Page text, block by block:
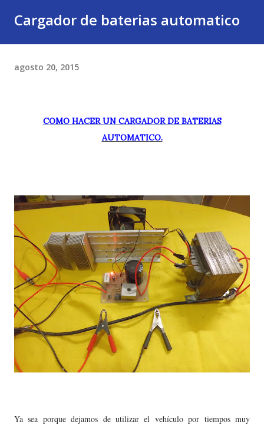
Cargador de baterias automatico
agosto 20, 2015
COMO HACER UN CARGADOR DE BATERIAS
AUTOMATICO.
Ya sea porque dejamos de utilizar el vehículo por tiempos muy